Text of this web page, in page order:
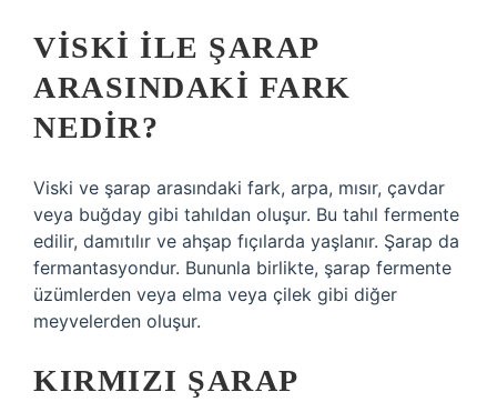
VISKI ILE ŞARAP
ARASINDAKI FARK
NEDIR?
Viski ve şarap arasındaki fark, arpa, mısır, çavdar
veya buğday gibi tahıldan oluşur. Bu tahıl fermente
edilir, damıtılır ve ahşap fıçılarda yaşlanır. Şarap da
fermantasyondur. Bununla birlikte, şarap fermente
üzümlerden veya elma veya çilek gibi diğer
meyvelerden oluşur.
KIRMIZI ŞARAP